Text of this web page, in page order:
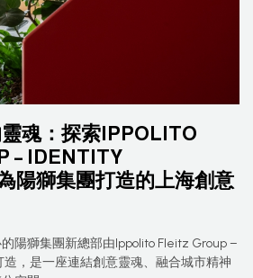
魂：探索IPPOLITO
– IDENTITY
陽獅集團打造的上海創意
陽獅集團新總部由Ippolito Fleitz Group –
，是一座連結創意靈魂、融合城市精神